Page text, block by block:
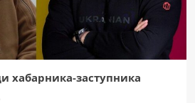
хабарника-заступника